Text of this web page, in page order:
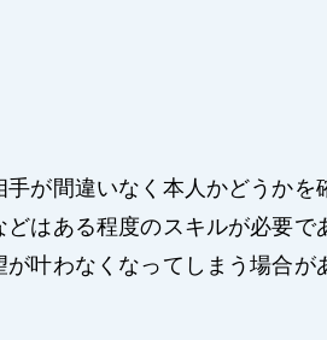
手が間違いなく本人かどうか
どはある程度のスキルが必要
が叶わなくなってしまう場合が